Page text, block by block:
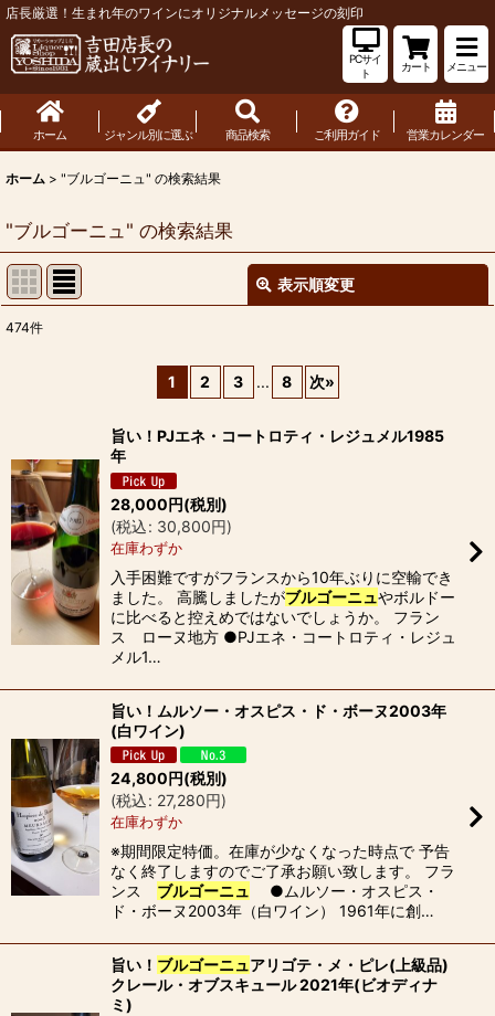
店長厳選！生まれ年のワインにオリジナルメッセージの刻印
PCサイ
ト
カート メニュー
ホーム ジャンル別に選ぶ 商品検索 ご利用ガイド 営業カレンダー
ホーム > "ブルゴーニュ" の検索結果
"ブルゴーニュ" の検索結果
表示順変更
並び順:
絞り込む
474件
1 2 3 ... 8 次»
旨い！PJエネ・コートロティ・レジュメル1985
年
28,000円(税別)
(税込: 30,800円)
在庫わずか
入手困難ですがフランスから10年ぶりに空輸でき
ました。 高騰しましたがブルゴーニュやボルドー
に比べると控えめではないでしょうか。 フラン
ス ローヌ地方 ●PJエネ・コートロティ・レジュ
メル1…
旨い！ムルソー・オスピス・ド・ボーヌ2003年
(白ワイン)
24,800円(税別)
(税込: 27,280円)
在庫わずか
※期間限定特価。在庫が少なくなった時点で 予告
なく終了しますのでご了承お願い致します。 フラ
ンス ブルゴーニュ ●ムルソー・オスピス・
ド・ボーヌ2003年（白ワイン） 1961年に創…
旨い！ ブルゴーニュアリゴテ・メ・ピレ(上級品)
クレール・オブスキュール 2021年(ビオディナ
ミ)